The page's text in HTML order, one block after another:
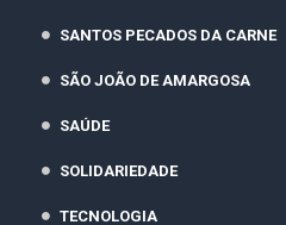
SANTOS PECADOS DA CARNE
SÃO JOÃO DE AMARGOSA
SAÚDE
SOLIDARIEDADE
TECNOLOGIA